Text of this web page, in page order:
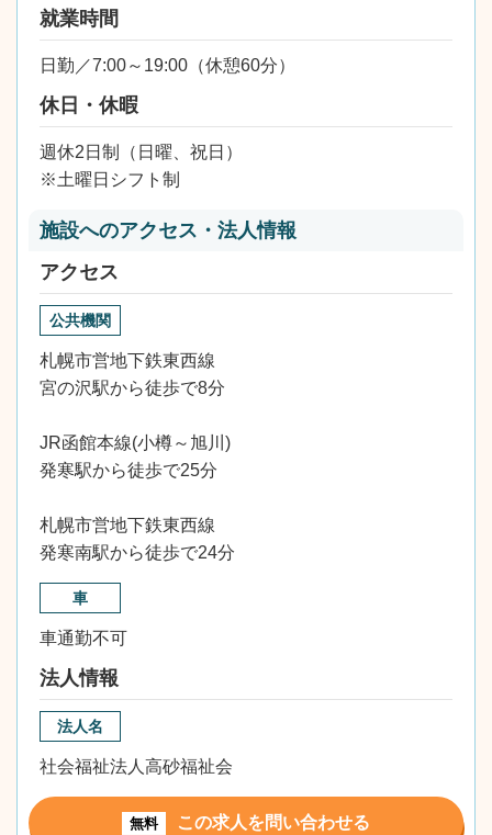
就業時間
日勤／7:00～19:00（休憩60分）
休日・休暇
週休2日制（日曜、祝日）
※土曜日シフト制
施設へのアクセス・法人情報
アクセス
公共機関
札幌市営地下鉄東西線
宮の沢駅から徒歩で8分
JR函館本線(小樽～旭川)
発寒駅から徒歩で25分
札幌市営地下鉄東西線
発寒南駅から徒歩で24分
車
車通勤不可
法人情報
法人名
社会福祉法人高砂福祉会
無料 この求人を問い合わせる